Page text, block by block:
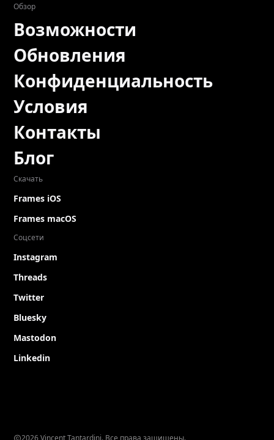
Обзор
Возможности
Обновления
Конфиденциальность
Условия
Контакты
Блог
Скачать
Frames iOS
Frames macOS
Соцсети
Instagram
Threads
Twitter
Bluesky
Mastodon
Linkedin
2026 Vincent Tantardini. Все права защищены.